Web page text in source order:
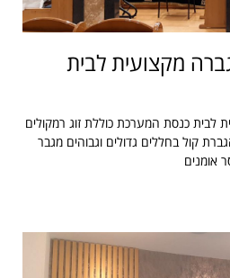
מקצועית לבית
כנסת המערכת כוללת זוג רמקולים
קול בחללים גדולים וגבוהים מגבר